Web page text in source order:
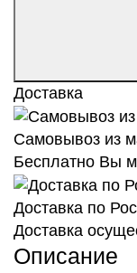
Доставка
Самовывоз из
Бесплатно Вы
Доставка по
Доставка
Описание